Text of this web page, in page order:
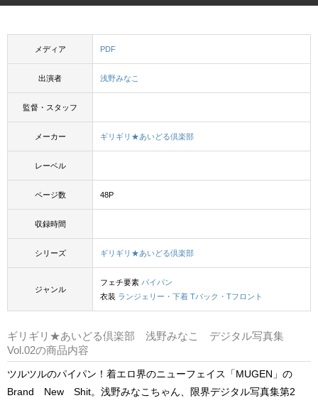
メディア PDF
出演者 浅野みなこ
監督・スタッフ
メーカー ギリギリ★あいどる倶楽部
レーベル
ページ数 48P
収録時間
シリーズ ギリギリ★あいどる倶楽部
ジャンル
フェチ要素 パイパン
衣装 ランジェリー・下着 Tバック・Tフロント
ギリギリ★あいどる倶楽部 浅野みなこ デジタル写真集
Vol.02の商品内容
ツルツルのパイパン！着エロ界のニューフェイス「MUGEN」の
Brand New Shit。浅野みなこちゃん、限界デジタル写真集第2